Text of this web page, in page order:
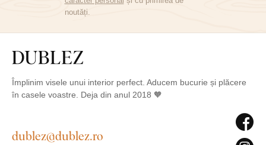
noutăți.
Împlinim visele unui interior perfect. Aducem bucurie și plăcere
în casele voastre. Deja din anul 2018 🧡
dublez@dublez.ro